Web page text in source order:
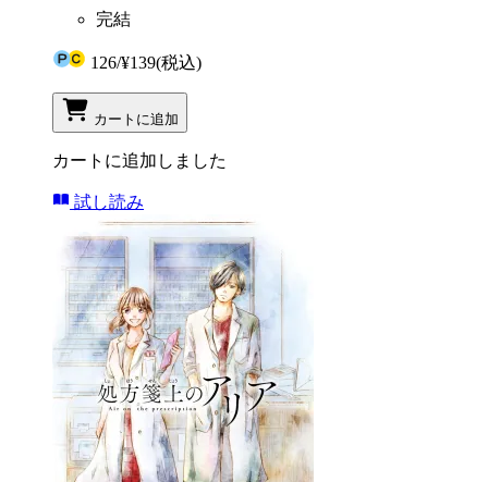
完結
126/¥139(税込)
カートに追加
カートに追加しました
試し読み